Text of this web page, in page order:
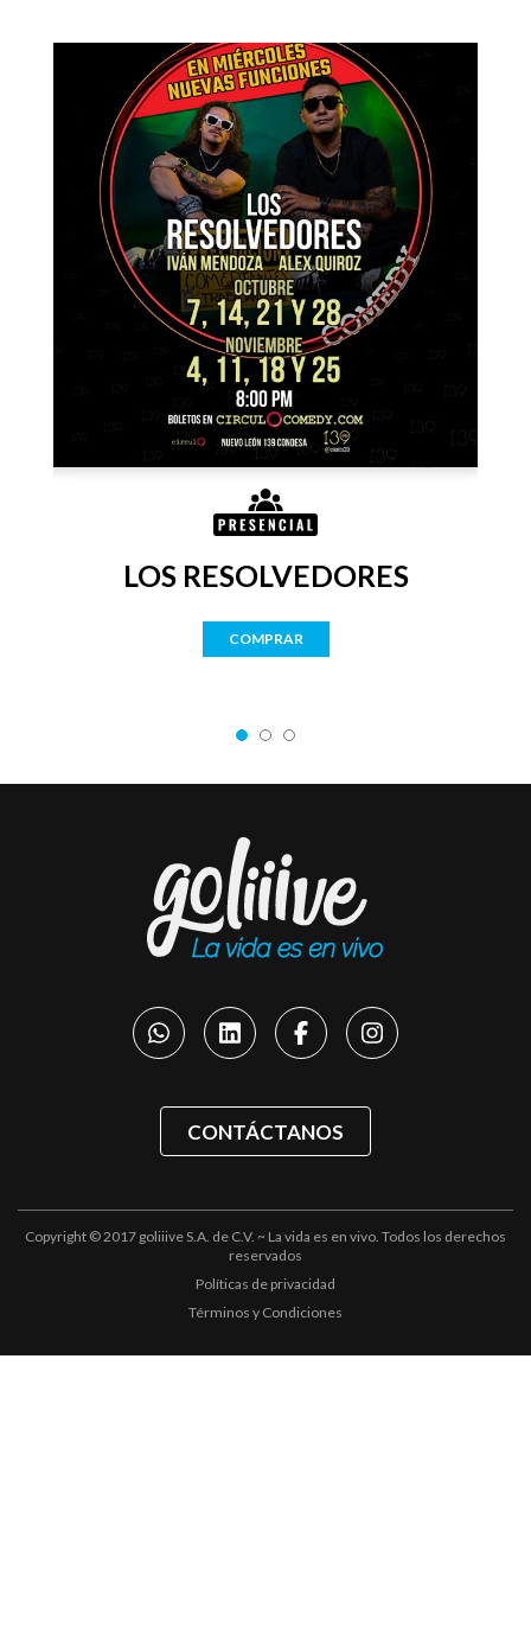
LOS RESOLVEDORES
COMPRAR
CONTÁCTANOS
Copyright © 2017 goliiive S.A. de C.V. ~ La vida es en vivo. Todos los derechos
reservados
Políticas de privacidad
Términos y Condiciones